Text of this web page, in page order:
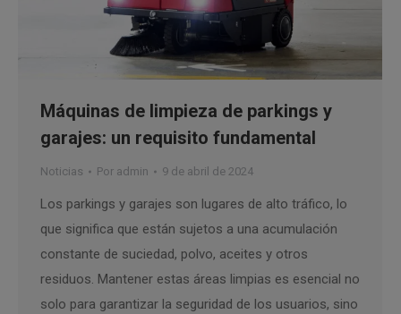
Máquinas de limpieza de parkings y
garajes: un requisito fundamental
Noticias Por admin 9 de abril de 2024
Los parkings y garajes son lugares de alto tráfico, lo
que significa que están sujetos a una acumulación
constante de suciedad, polvo, aceites y otros
residuos. Mantener estas áreas limpias es esencial no
solo para garantizar la seguridad de los usuarios, sino